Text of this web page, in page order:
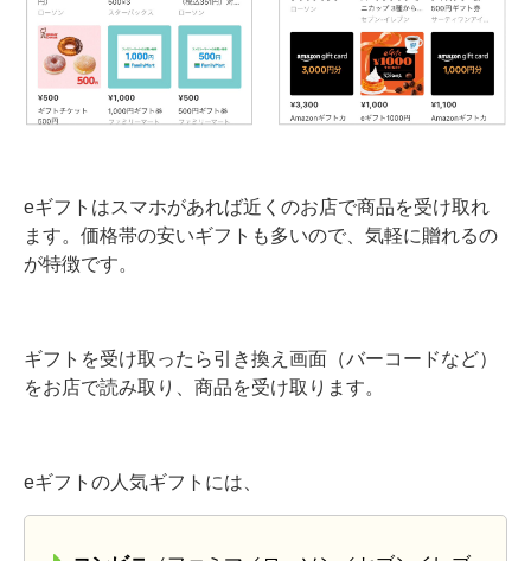
eギフトはスマホがあれば近くのお店で商品を受け取れ
ます。価格帯の安いギフトも多いので、気軽に贈れるの
が特徴です。
ギフトを受け取ったら引き換え画面（バーコードなど）
をお店で読み取り、商品を受け取ります。
eギフトの人気ギフトには、